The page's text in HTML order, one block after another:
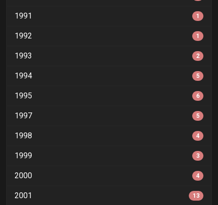
1991 1
1992 1
1993 2
1994 5
1995 6
1997 5
1998 4
1999 3
2000 4
2001 13